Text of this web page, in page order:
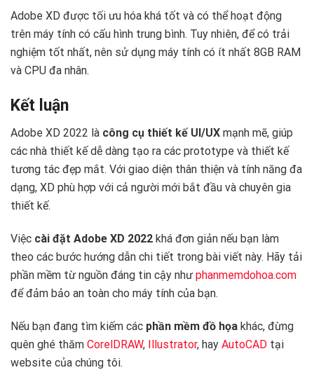
Adobe XD được tối ưu hóa khá tốt và có thể hoạt động
trên máy tính có cấu hình trung bình. Tuy nhiên, để có trải
nghiệm tốt nhất, nên sử dụng máy tính có ít nhất 8GB RAM
và CPU đa nhân.
Kết luận
Adobe XD 2022 là công cụ thiết kế UI/UX mạnh mẽ, giúp
các nhà thiết kế dễ dàng tạo ra các prototype và thiết kế
tương tác đẹp mắt. Với giao diện thân thiện và tính năng đa
dạng, XD phù hợp với cả người mới bắt đầu và chuyên gia
thiết kế.
Việc cài đặt Adobe XD 2022 khá đơn giản nếu bạn làm
theo các bước hướng dẫn chi tiết trong bài viết này. Hãy tải
phần mềm từ nguồn đáng tin cậy như phanmemdohoa.com
để đảm bảo an toàn cho máy tính của bạn.
Nếu bạn đang tìm kiếm các phần mềm đồ họa khác, đừng
quên ghé thăm CorelDRAW, Illustrator, hay AutoCAD tại
website của chúng tôi.